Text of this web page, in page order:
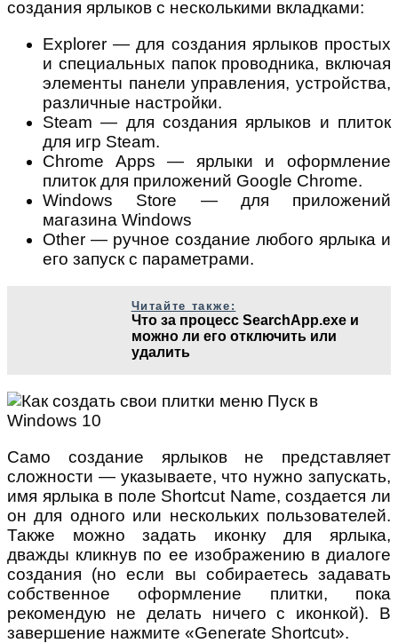
создания ярлыков с несколькими вкладками:
Explorer — для создания ярлыков простых
и специальных папок проводника, включая
элементы панели управления, устройства,
различные настройки.
Steam — для создания ярлыков и плиток
для игр Steam.
Chrome Apps — ярлыки и оформление
плиток для приложений Google Chrome.
Windows Store — для приложений
магазина Windows
Other — ручное создание любого ярлыка и
его запуск с параметрами.
Читайте также:
Что за процесс SearchApp.exe и
можно ли его отключить или
удалить
Само создание ярлыков не представляет
сложности — указываете, что нужно запускать,
имя ярлыка в поле Shortcut Name, создается ли
он для одного или нескольких пользователей.
Также можно задать иконку для ярлыка,
дважды кликнув по ее изображению в диалоге
создания (но если вы собираетесь задавать
собственное оформление плитки, пока
рекомендую не делать ничего с иконкой). В
завершение нажмите «Generate Shortcut».